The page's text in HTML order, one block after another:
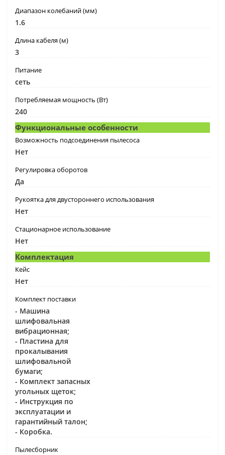
Диапазон колебаний (мм)
1.6
Длина кабеля (м)
3
Питание
сеть
Потребляемая мощность (Вт)
240
Функциональные особенности
Возможность подсоединения пылесоса
Нет
Регулировка оборотов
Да
Рукоятка для двустороннего использования
Нет
Стационарное использование
Нет
Комплектация
Кейс
Нет
Комплект поставки
- Машина
шлифовальная
вибрационная;
- Пластина для
прокалывания
шлифовальной
бумаги;
- Комплект запасных
угольных щеток;
- Инструкция по
эксплуатации и
гарантийный талон;
- Коробка.
Пылесборник